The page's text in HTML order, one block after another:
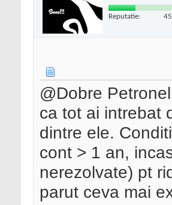
Reputatie: 45
@Dobre
ca tot ai intrebat
dintre ele.
cont > 1 an,
nerezolvate) pt
parut ceva mai